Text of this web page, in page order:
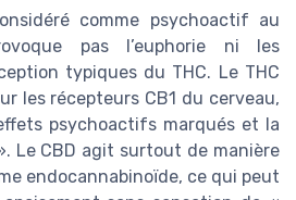
comme psychoactif au
pas l’euphorie ni les
typiques du THC. Le THC
les récepteurs CB1 du cerveau,
psychoactifs marqués et la
Le CBD agit surtout de manière
endocannabinoïde, ce qui peut